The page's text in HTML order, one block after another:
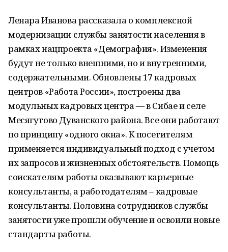
Ленара Иванова рассказала о комплексной
модернизации службы занятости населения в
рамках нацпроекта «Демография». Изменения
будут не только внешними, но и внутренними,
содержательными. Обновлены 17 кадровых
центров «Работа России», построены два
модульных кадровых центра — в Сибае и селе
Месягутово Дуванского района. Все они работают
по принципу «одного окна». К посетителям
применяется индивидуальный подход с учетом
их запросов и жизненных обстоятельств. Помощь
соискателям работы оказывают карьерные
консультанты, а работодателям – кадровые
консультанты. Половина сотрудников службы
занятости уже прошли обучение и освоили новые
стандарты работы.